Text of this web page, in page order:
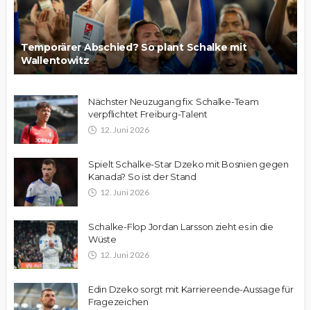
Temporärer Abschied? So plant Schalke mit
Wallentowitz
Nächster Neuzugang fix: Schalke-Team
verpflichtet Freiburg-Talent
12. Juni 2026
Spielt Schalke-Star Dzeko mit Bosnien gegen
Kanada? So ist der Stand
12. Juni 2026
Schalke-Flop Jordan Larsson zieht es in die
Wüste
12. Juni 2026
Edin Dzeko sorgt mit Karriereende-Aussage für
Fragezeichen